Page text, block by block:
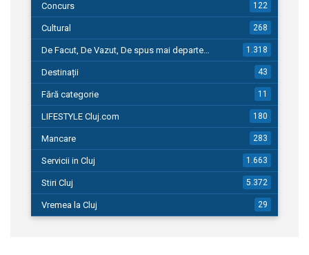
Concurs 122
Cultural 268
De Facut, De Vazut, De spus mai departe… 1.318
Destinații 43
Fără categorie 11
LIFESTYLE Cluj.com 180
Mancare 283
Servicii in Cluj 1.663
Stiri Cluj 5.372
Vremea la Cluj 29